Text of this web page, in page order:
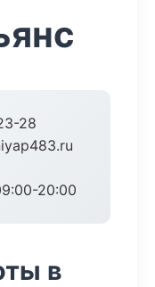
28
20:00
в